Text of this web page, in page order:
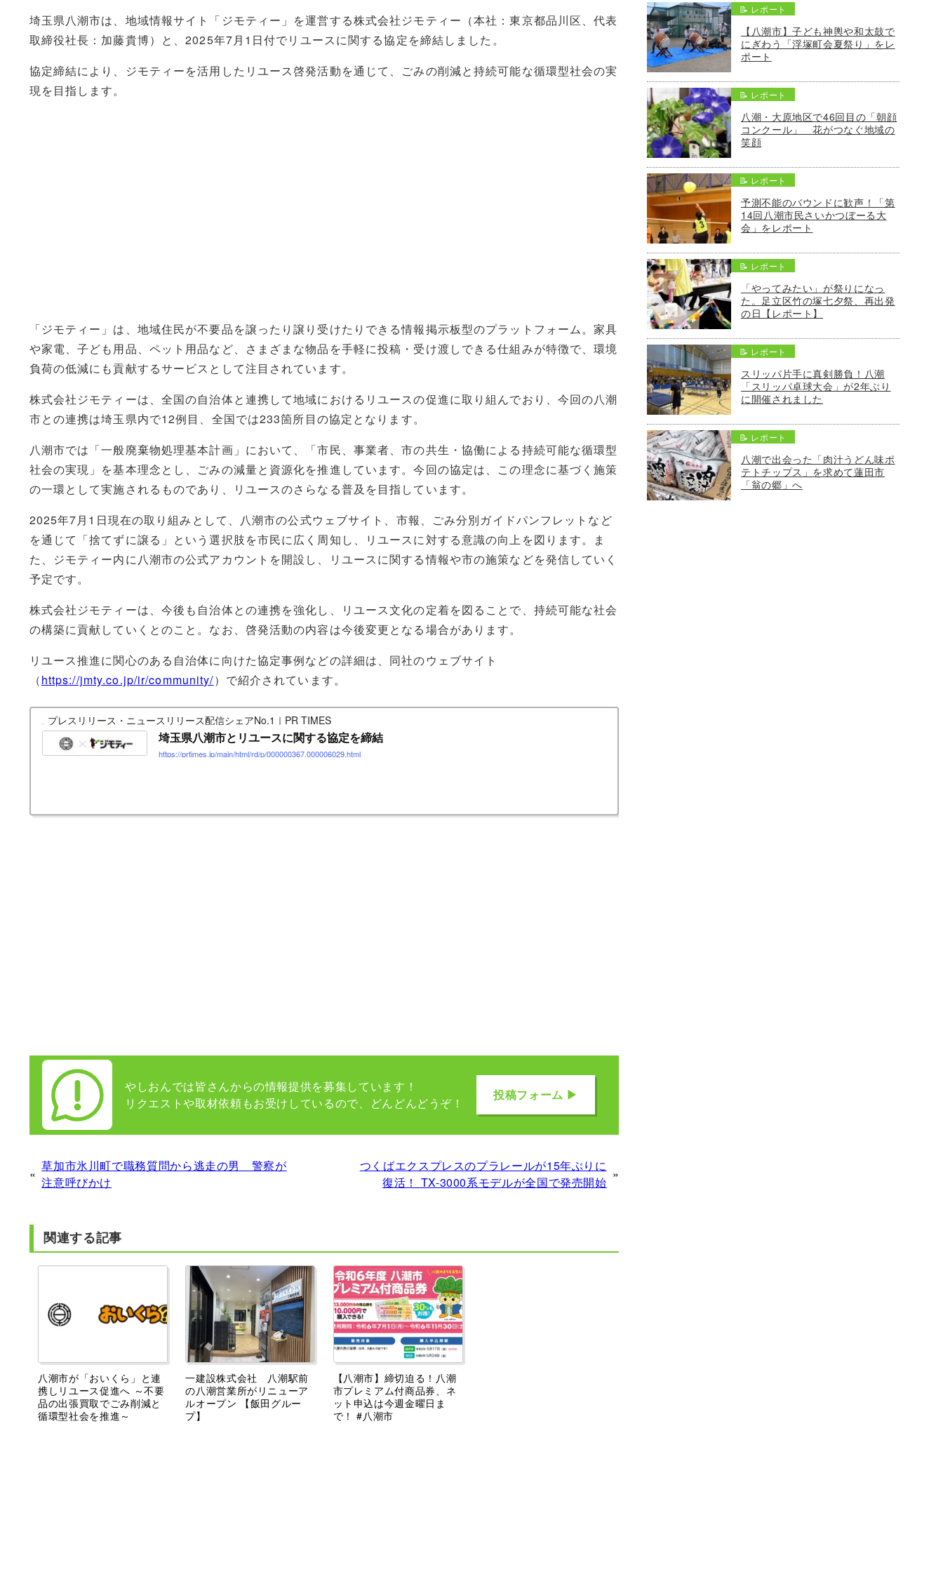
埼玉県八潮市は、地域情報サイト「ジモティー」を運営する株式会社ジモティー（本社：東京都品川区、代表
取締役社長：加藤貴博）と、2025年7月1日付でリユースに関する協定を締結しました。
協定締結により、ジモティーを活用したリユース啓発活動を通じて、ごみの削減と持続可能な循環型社会の実
現を目指します。
「ジモティー」は、地域住民が不要品を譲ったり譲り受けたりできる情報掲示板型のプラットフォーム。家具
や家電、子ども用品、ペット用品など、さまざまな物品を手軽に投稿・受け渡しできる仕組みが特徴で、環境
負荷の低減にも貢献するサービスとして注目されています。
株式会社ジモティーは、全国の自治体と連携して地域におけるリユースの促進に取り組んでおり、今回の八潮
市との連携は埼玉県内で12例目、全国では233箇所目の協定となります。
八潮市では「一般廃棄物処理基本計画」において、「市民、事業者、市の共生・協働による持続可能な循環型
社会の実現」を基本理念とし、ごみの減量と資源化を推進しています。今回の協定は、この理念に基づく施策
の一環として実施されるものであり、リユースのさらなる普及を目指しています。
2025年7月1日現在の取り組みとして、八潮市の公式ウェブサイト、市報、ごみ分別ガイドパンフレットなど
を通じて「捨てずに譲る」という選択肢を市民に広く周知し、リユースに対する意識の向上を図ります。ま
た、ジモティー内に八潮市の公式アカウントを開設し、リユースに関する情報や市の施策などを発信していく
予定です。
株式会社ジモティーは、今後も自治体との連携を強化し、リユース文化の定着を図ることで、持続可能な社会
の構築に貢献していくとのこと。なお、啓発活動の内容は今後変更となる場合があります。
リユース推進に関心のある自治体に向けた協定事例などの詳細は、同社のウェブサイト
（https://jmty.co.jp/ir/community/）で紹介されています。
プレスリリース・ニュースリリース配信シェアNo.1｜PR TIMES
埼玉県八潮市とリユースに関する協定を締結
https://prtimes.jp/main/html/rd/p/000000367.000006029.html
やしおんでは皆さんからの情報提供を募集しています！
リクエストや取材依頼もお受けしているので、どんどんどうぞ！
投稿フォーム ▶
«
草加市氷川町で職務質問から逃走の男 警察が
注意呼びかけ
つくばエクスプレスのプラレールが15年ぶりに
復活！ TX-3000系モデルが全国で発売開始
»
関連する記事
八潮市が「おいくら」と連
携しリユース促進へ ～不要
品の出張買取でごみ削減と
循環型社会を推進～
一建設株式会社 八潮駅前
の八潮営業所がリニューア
ルオープン 【飯田グルー
プ】
【八潮市】締切迫る！八潮
市プレミアム付商品券、ネ
ット申込は今週金曜日ま
で！ #八潮市
📝 レポート
【八潮市】子ども神輿や和太鼓で
にぎわう「浮塚町会夏祭り」をレ
ポート
📝 レポート
八潮・大原地区で46回目の「朝顔
コンクール」 花がつなぐ地域の
笑顔
📝 レポート
予測不能のバウンドに歓声！「第
14回八潮市民さいかつぼーる大
会」をレポート
📝 レポート
「やってみたい」が祭りになっ
た。足立区竹の塚七夕祭、再出発
の日【レポート】
📝 レポート
スリッパ片手に真剣勝負！八潮
「スリッパ卓球大会」が2年ぶり
に開催されました
📝 レポート
八潮で出会った「肉汁うどん味ポ
テトチップス」を求めて蓮田市
「翁の郷」へ